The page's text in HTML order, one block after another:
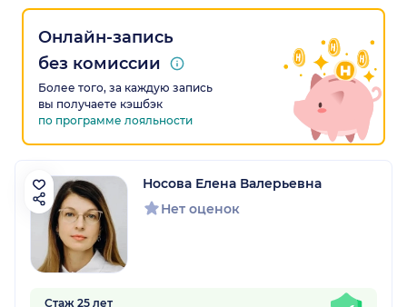
Онлайн-запись
без комиссии
Более того, за каждую запись
вы получаете кэшбэк
по программе лояльности
Носова Елена Валерьевна
Нет оценок
Стаж 25 лет